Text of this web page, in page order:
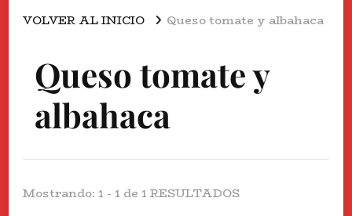
VOLVER AL INICIO Queso tomate y albahaca
Queso tomate y
albahaca
Mostrando: 1 - 1 de 1 RESULTADOS